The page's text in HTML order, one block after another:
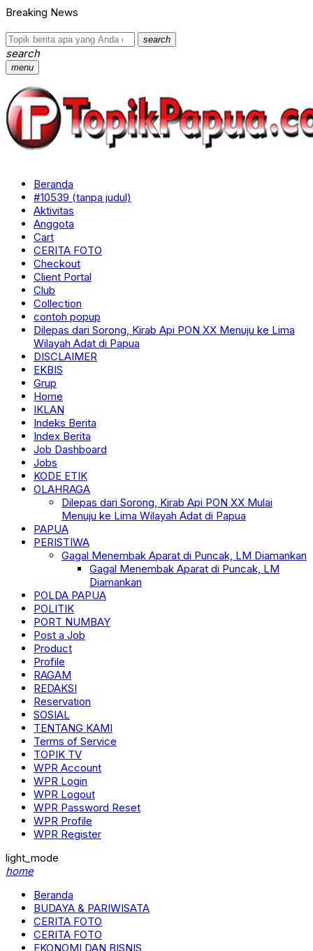
Breaking News
search
search
menu
Beranda
#10539 (tanpa judul)
Aktivitas
Anggota
Cart
CERITA FOTO
Checkout
Client Portal
Club
Collection
contoh popup
Dilepas dari Sorong, Kirab Api PON XX Menuju ke Lima
Wilayah Adat di Papua
DISCLAIMER
EKBIS
Grup
Home
IKLAN
Indeks Berita
Index Berita
Job Dashboard
Jobs
KODE ETIK
OLAHRAGA
Dilepas dari Sorong, Kirab Api PON XX Mulai
Menuju ke Lima Wilayah Adat di Papua
PAPUA
PERISTIWA
Gagal Menembak Aparat di Puncak, LM Diamankan
Gagal Menembak Aparat di Puncak, LM
Diamankan
POLDA PAPUA
POLITIK
PORT NUMBAY
Post a Job
Product
Profile
RAGAM
REDAKSI
Reservation
SOSIAL
TENTANG KAMI
Terms of Service
TOPIK TV
WPR Account
WPR Login
WPR Logout
WPR Password Reset
WPR Profile
WPR Register
light_mode
home
Beranda
BUDAYA & PARIWISATA
CERITA FOTO
CERITA FOTO
EKONOMI DAN BISNIS